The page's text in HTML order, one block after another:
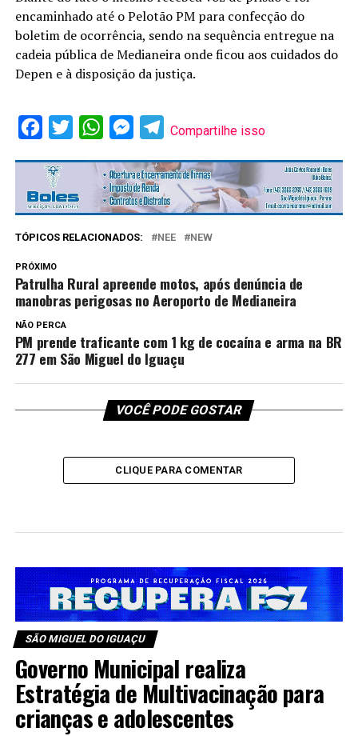
encaminhado até o Pelotão PM para confecção do
boletim de ocorrência, sendo na sequência entregue na
cadeia pública de Medianeira onde ficou aos cuidados do
Depen e à disposição da justiça.
Facebook
Twitter WhatsAppMessenger
Telegram
Compartilhe isso
TÓPICOS RELACIONADOS: NEE NEW
PRÓXIMO
Patrulha Rural apreende motos, após denúncia de
manobras perigosas no Aeroporto de Medianeira
NÃO PERCA
PM prende traficante com 1 kg de cocaína e arma na BR
277 em São Miguel do Iguaçu
VOCÊ PODE GOSTAR
CLIQUE PARA COMENTAR
SÃO MIGUEL DO IGUAÇU
Governo Municipal realiza
Estratégia de Multivacinação para
crianças e adolescentes